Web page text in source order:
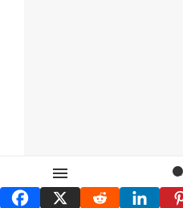
Danh mục Tìm